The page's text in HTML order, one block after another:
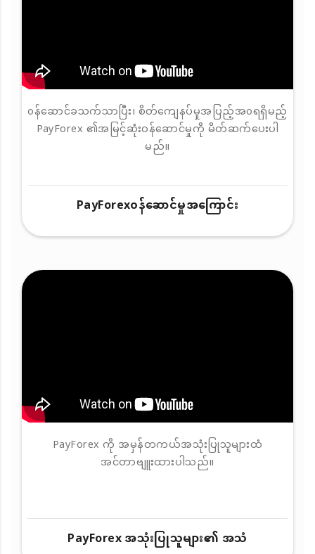
၀န်ဆောင်ခသက်သာပြီး၊ စိတ်ကျေနပ်မှုအပြည့်အ၀ရရှိမည့်
PayForex ၏အမြင့်ဆုံးဝန်ဆောင်မှုကို မိတ်ဆက်ပေးပါ
မည်။
PayForex၀န်ဆောင်မှုအကြောင်း
PayForex ကို အမှန်တကယ်အသုံးပြုသူများထံ
အင်တာဗျူးထားပါသည်။
PayForex အသုံးပြုသူများ၏ အသံ